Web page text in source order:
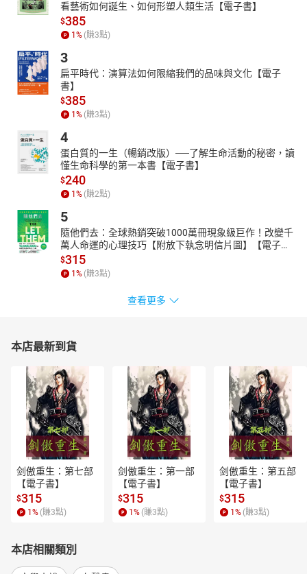
看藝術如何誕生、如何形塑人類生活【電子書】
$385
1 % (賺3點)
3
扁平時代：演算法如何限縮我們的品味與文化【電子
書】
$385
1 % (賺3點)
4
蛋白質的一生（暢銷改版）──了解生命活動的秘密，讀
懂生命科學的第一本書【電子書】
$240
1 % (賺2點)
5
隨他們去：全球熱銷突破1000萬冊現象級巨作！改變千
萬人命運的心理技巧【附放下執念明信片圖】【電子
書】
$315
1 % (賺3點)
查看更多
本店最新到貨
剑傲重生：第七部
【電子書】
$315
1 % (賺3點)
剑傲重生：第一部
【電子書】
$315
1 % (賺3點)
剑傲重生：第五部
【電子書】
$315
1 % (賺3點)
本店相關類別